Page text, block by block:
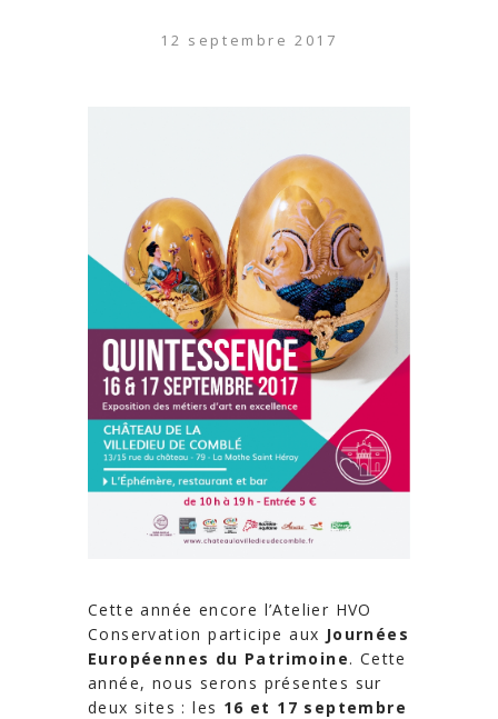
12 septembre 2017
Cette année encore l’Atelier HVO
Conservation participe aux Journées
Européennes du Patrimoine. Cette
année, nous serons présentes sur
deux sites : les 16 et 17 septembre